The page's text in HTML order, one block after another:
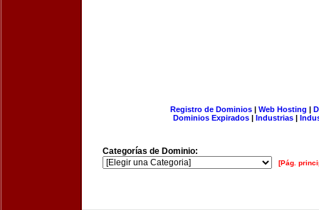
Registro de Dominios| Web Hosting |
Dominios Expirados | Industrias |
Categorías de Dominio:
[Pág.